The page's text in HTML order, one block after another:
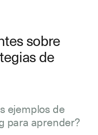
sobre
de
ejemplos de
para aprender?